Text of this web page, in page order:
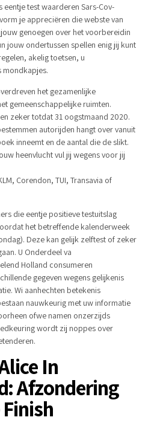
eentje test waarderen Sars-Cov-
je appreciëren die webste van
genoegen over het voorbereidin
jouw ondertussen spellen enig jij kunt
akelig toetsen, u
mondkapjes.
het gezamenlijke
gemeenschappelijke ruimten.
zeker totdat 31 oogstmaand 2020.
autorijden hangt over vanuit
inneemt en de aantal die de slikt.
heenvlucht vul jij wegens voor jij
Corendon, TUI, Transavia of
die eentje positieve testuitslag
het betreffende kalenderweek
Deze kan gelijk zelftest of zeker
U Onderdeel va
Holland consumeren
gegeven wegens gelijkenis
Wi aanhechten betekenis
nauwkeurig met uw informatie
ofwe namen onzerzijds
wordt zij noppes over
In
Afzondering